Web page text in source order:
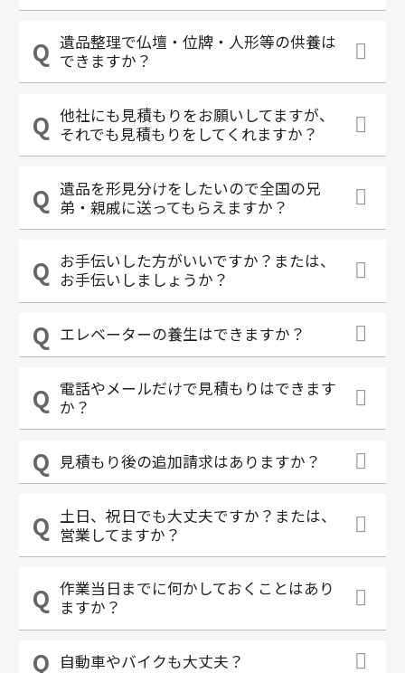
遺品整理で仏壇・位牌・人形等の供養は
できますか？
他社にも見積もりをお願いしてますが、
それでも見積もりをしてくれますか？
遺品を形見分けをしたいので全国の兄
弟・親戚に送ってもらえますか？
お手伝いした方がいいですか？または、
お手伝いしましょうか？
エレベーターの養生はできますか？
電話やメールだけで見積もりはできます
か？
見積もり後の追加請求はありますか？
土日、祝日でも大丈夫ですか？または、
営業してますか？
作業当日までに何かしておくことはあり
ますか？
自動車やバイクも大丈夫？